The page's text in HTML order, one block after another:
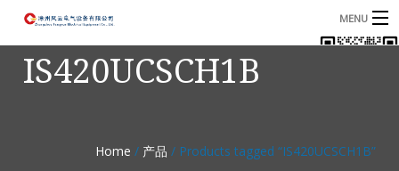
MENU
首页
IS420UCSCH1B
Home / 产品 / Products tagged “IS420UCSCH1B”